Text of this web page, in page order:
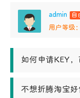
admin 自
用户等级
如何申请KEY，
不想折腾淘宝